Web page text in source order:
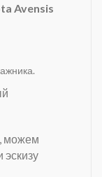
Avensis
можем
эскизу